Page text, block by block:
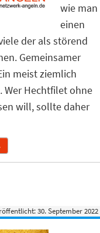
wie man
einen
der als störend
Gemeinsamer
meist ziemlich
Wer Hechtfilet ohne
will, sollte daher
30. September 2022